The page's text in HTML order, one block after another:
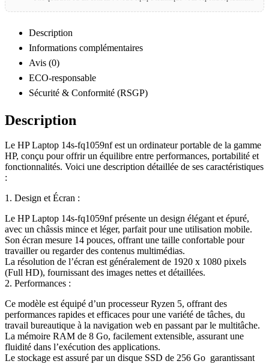
Description
Informations complémentaires
Avis (0)
ECO-responsable
Sécurité & Conformité (RSGP)
Description
Le HP Laptop 14s-fq1059nf est un ordinateur portable de la gamme
HP, conçu pour offrir un équilibre entre performances, portabilité et
fonctionnalités. Voici une description détaillée de ses caractéristiques
:
1. Design et Écran :
Le HP Laptop 14s-fq1059nf présente un design élégant et épuré,
avec un châssis mince et léger, parfait pour une utilisation mobile.
Son écran mesure 14 pouces, offrant une taille confortable pour
travailler ou regarder des contenus multimédias.
La résolution de l’écran est généralement de 1920 x 1080 pixels
(Full HD), fournissant des images nettes et détaillées.
2. Performances :
Ce modèle est équipé d’un processeur Ryzen 5, offrant des
performances rapides et efficaces pour une variété de tâches, du
travail bureautique à la navigation web en passant par le multitâche.
La mémoire RAM de 8 Go, facilement extensible, assurant une
fluidité dans l’exécution des applications.
Le stockage est assuré par un disque SSD de 256 Go garantissant